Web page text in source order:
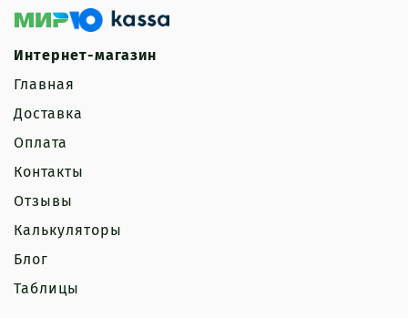
Интернет-магазин
Главная
Доставка
Оплата
Контакты
Отзывы
Калькуляторы
Блог
Таблицы